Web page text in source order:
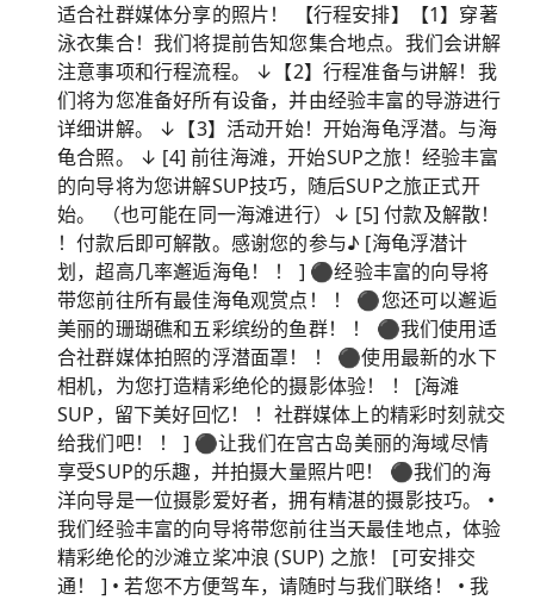
适合社群媒体分享的照片！ 【行程安排】【1】穿著
泳衣集合！我们将提前告知您集合地点。我们会讲解
注意事项和行程流程。 ↓【2】行程准备与讲解！我
们将为您准备好所有设备，并由经验丰富的导游进行
详细讲解。 ↓【3】活动开始！开始海龟浮潜。与海
龟合照。 ↓ [4] 前往海滩，开始SUP之旅！经验丰富
的向导将为您讲解SUP技巧，随后SUP之旅正式开
始。 （也可能在同一海滩进行）↓ [5] 付款及解散！
！付款后即可解散。感谢您的参与♪ [海龟浮潜计
划，超高几率邂逅海龟！ ！ ] ⚫︎经验丰富的向导将
带您前往所有最佳海龟观赏点！ ！ ⚫︎您还可以邂逅
美丽的珊瑚礁和五彩缤纷的鱼群！ ！ ⚫︎我们使用适
合社群媒体拍照的浮潜面罩！ ！ ⚫︎使用最新的水下
相机，为您打造精彩绝伦的摄影体验！ ！ [海滩
SUP，留下美好回忆！ ！社群媒体上的精彩时刻就交
给我们吧！ ！ ] ⚫︎让我们在宫古岛美丽的海域尽情
享受SUP的乐趣，并拍摄大量照片吧！ ⚫︎我们的海
洋向导是一位摄影爱好者，拥有精湛的摄影技巧。 •
我们经验丰富的向导将带您前往当天最佳地点，体验
精彩绝伦的沙滩立桨冲浪 (SUP) 之旅！ [可安排交
通！ ] • 若您不方便驾车，请随时与我们联络！ • 我